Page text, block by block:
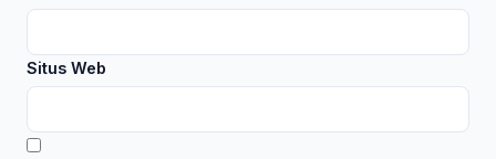
Situs Web